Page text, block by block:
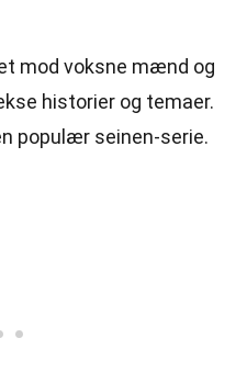
mod voksne mænd og
historier og temaer.
populær seinen-serie.